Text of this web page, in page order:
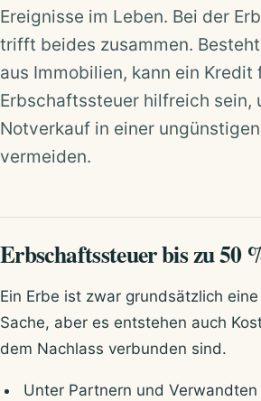
Ereignisse im Leben. Bei der
trifft beides zusammen.
aus Immobilien, kann ein Kredit
Erbschaftssteuer hilfreich sein,
Notverkauf in einer
vermeiden.
Erbschaftssteuer bis zu 50
Ein Erbe ist zwar grundsätzlich
Sache, aber es entstehen auch
dem Nachlass verbunden sind.
Unter Partnern und